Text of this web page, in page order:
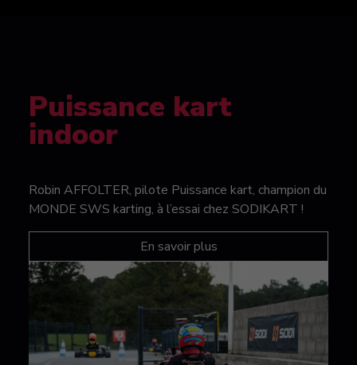
Puissance kart
indoor
Robin AFFOLTER, pilote Puissance kart, champion du
MONDE SWS karting, à l’essai chez SODIKART !
En savoir plus